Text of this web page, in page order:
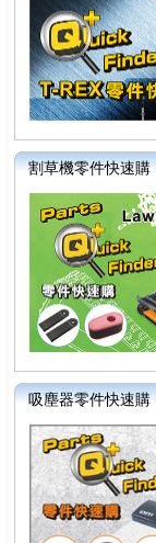
割草機零件快速購
吸塵器零件快速購